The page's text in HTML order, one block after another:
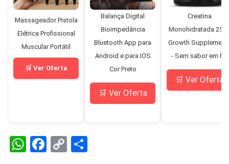
Massageador Pistola
Elétrica Profissional
Muscular Portátil
🛒 Ver Oferta
Balança Digital
Bioimpedância
Bluetooth App para
Android e para IOS
Cor Preto
🛒 Ver Oferta
Creatina
Monohidratada
Growth
- Sem sabor em Pó
🛒 Ver Oferta
W
F
C